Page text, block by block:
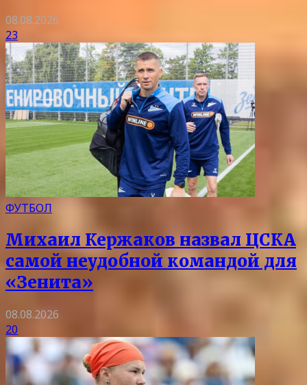
08.08.2026
23
ФУТБОЛ
Михаил Кержаков назвал ЦСКА
самой неудобной командой для
«Зенита»
08.08.2026
20